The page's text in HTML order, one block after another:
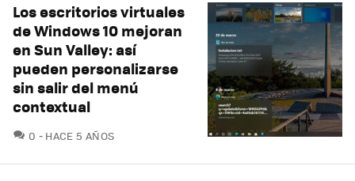
Los escritorios virtuales
de Windows 10 mejoran
en Sun Valley: así
pueden personalizarse
sin salir del menú
contextual
0 COMENTARIOS
HACE 5 AÑOS